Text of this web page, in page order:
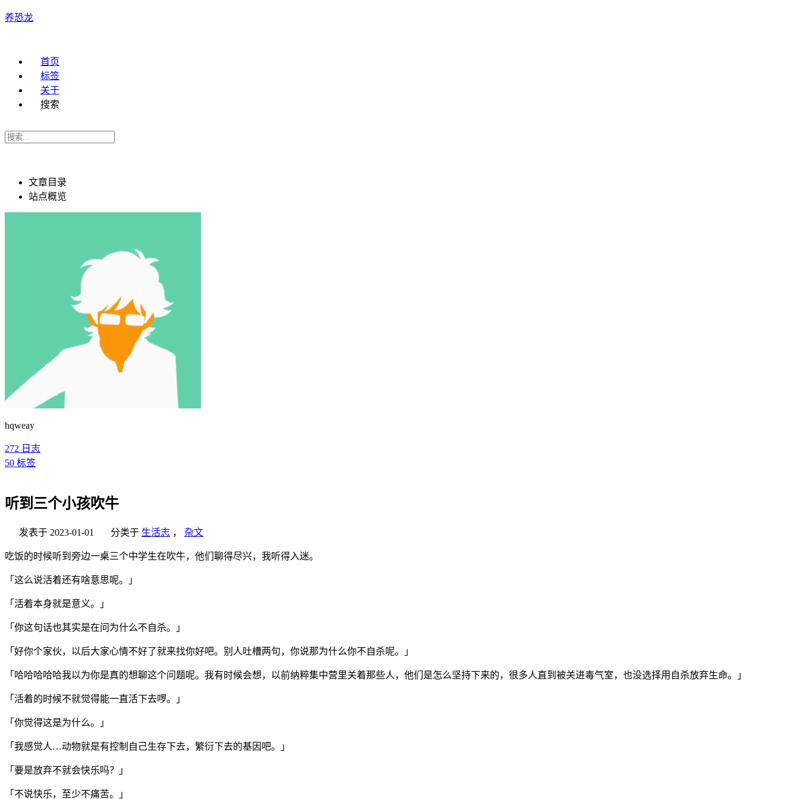
养恐龙
首页
标签
关于
搜索
文章目录
站点概览
hqweay
272 日志
50 标签
听到三个小孩吹牛
发表于 2023-01-01 分类于 生活志 ， 杂文
吃饭的时候听到旁边一桌三个中学生在吹牛，他们聊得尽兴，我听得入迷。
「这么说活着还有啥意思呢。」
「活着本身就是意义。」
「你这句话也其实是在问为什么不自杀。」
「好你个家伙，以后大家心情不好了就来找你好吧。别人吐槽两句，你说那为什么你不自杀呢。」
「哈哈哈哈哈我以为你是真的想聊这个问题呢。我有时候会想，以前纳粹集中营里关着那些人，他们是怎么坚持下来的，很多人直到被关进毒气室，也没选择用自杀放弃生命。」
「活着的时候不就觉得能一直活下去啰。」
「你觉得这是为什么。」
「我感觉人…动物就是有控制自己生存下去，繁衍下去的基因吧。」
「要是放弃不就会快乐吗？」
「不说快乐，至少不痛苦。」